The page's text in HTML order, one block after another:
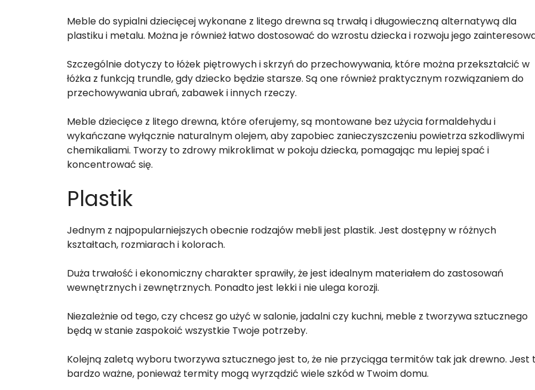
Meble do sypialni dziecięcej wykonane z litego drewna są trwałą i długowieczną alternatywą dla
plastiku i metalu. Można je również łatwo dostosować do wzrostu dziecka i rozwoju jego
Szczególnie dotyczy to łóżek piętrowych i skrzyń do przechowywania, które można przekształcić w
łóżka z funkcją trundle, gdy dziecko będzie starsze. Są one również praktycznym rozwiązaniem do
przechowywania ubrań, zabawek i innych rzeczy.
Meble dziecięce z litego drewna, które oferujemy, są montowane bez użycia formaldehydu i
wykańczane wyłącznie naturalnym olejem, aby zapobiec zanieczyszczeniu powietrza szkodliwymi
chemikaliami. Tworzy to zdrowy mikroklimat w pokoju dziecka, pomagając mu lepiej spać i
koncentrować się.
Plastik
Jednym z najpopularniejszych obecnie rodzajów mebli jest plastik. Jest dostępny w różnych
kształtach, rozmiarach i kolorach.
Duża trwałość i ekonomiczny charakter sprawiły, że jest idealnym materiałem do zastosowań
wewnętrznych i zewnętrznych. Ponadto jest lekki i nie ulega korozji.
Niezależnie od tego, czy chcesz go użyć w salonie, jadalni czy kuchni, meble z tworzywa sztucznego
będą w stanie zaspokoić wszystkie Twoje potrzeby.
Kolejną zaletą wyboru tworzywa sztucznego jest to, że nie przyciąga termitów tak jak drewno. Jest
bardzo ważne, ponieważ termity mogą wyrządzić wiele szkód w Twoim domu.